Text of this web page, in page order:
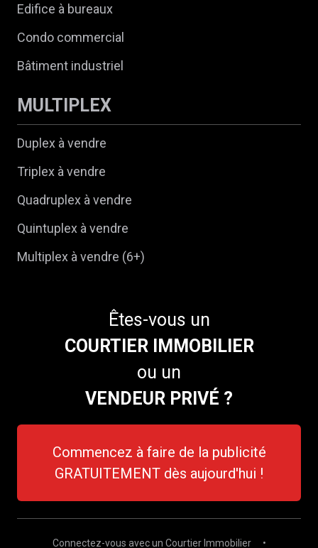
Edifice à bureaux
Condo commercial
Bâtiment industriel
MULTIPLEX
Duplex à vendre
Triplex à vendre
Quadruplex à vendre
Quintuplex à vendre
Multiplex à vendre (6+)
Êtes-vous un
COURTIER IMMOBILIER
ou un
VENDEUR PRIVÉ ?
Commencez à faire de la publicité
GRATUITEMENT dès aujourd'hui !
Connectez-vous avec un Courtier Immobilier •